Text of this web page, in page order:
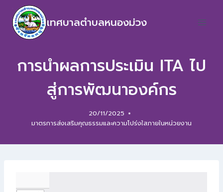
เทศบาลตำบลหนองม่วง
การนำผลการประเมิน ITA ไป
สู่การพัฒนาองค์กร
20/11/2025
มาตรการส่งเสริมคุณธรรมและความโปร่งใสภายในหน่วยงาน